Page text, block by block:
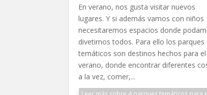
En verano, nos gusta visitar nuevos
lugares. Y si además vamos con niños
necesitaremos espacios donde
divetirnos todos. Para ello los parques
temáticos son destinos hechos para el
verano, donde encontrar diferentes
a la vez, comer,...